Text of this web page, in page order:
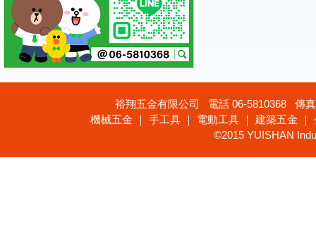
裕翔五金有限公司 電話 06-5810368 傳
機械五金 ｜ 手工具 ｜ 電動工具 ｜ 建築五金
©2015 YUISHAN